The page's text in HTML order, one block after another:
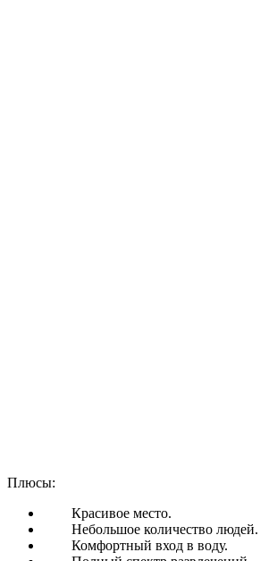
Плюсы:
Красивое место.
Небольшое количество людей.
Комфортный вход в воду.